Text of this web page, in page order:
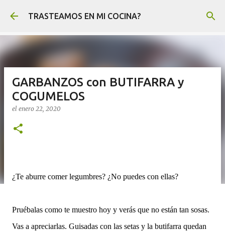
Ir al contenido principal
TRASTEAMOS EN MI COCINA?
GARBANZOS con BUTIFARRA y
COGUMELOS
el enero 22, 2020
¿Te aburre comer legumbres? ¿No puedes con ellas?
Pruébalas como te muestro hoy y verás que no están tan sosas.
Vas a apreciarlas. Guisadas con las setas y la butifarra quedan